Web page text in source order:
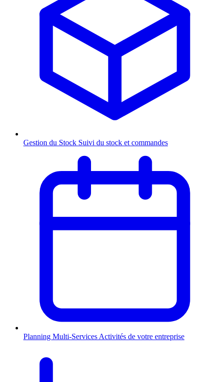
Gestion du Stock Suivi du stock et commandes
Planning Multi-Services Activités de votre entreprise